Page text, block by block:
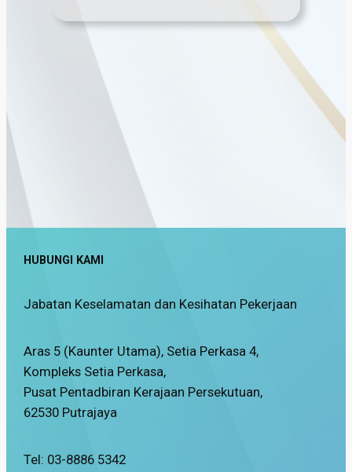
HUBUNGI KAMI
Jabatan Keselamatan dan Kesihatan Pekerjaan
Aras 5 (Kaunter Utama), Setia Perkasa 4,
Kompleks Setia Perkasa,
Pusat Pentadbiran Kerajaan Persekutuan,
62530 Putrajaya
Tel: 03-8886 5342